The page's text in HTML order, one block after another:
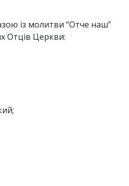
із молитви “Отче наш”
Отців Церкви: